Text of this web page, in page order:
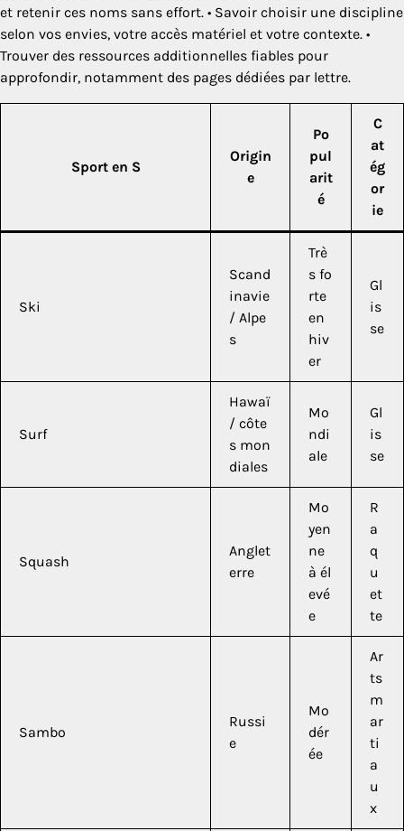
et retenir ces noms sans effort. • Savoir choisir une discipline
selon vos envies, votre accès matériel et votre contexte. •
Trouver des ressources additionnelles fiables pour
approfondir, notamment des pages dédiées par lettre.
Sport en S
Origin
e
Po
pul
arit
é
C
at
ég
or
ie
Ski
Scand
inavie
/ Alpe
s
Trè
s fo
rte
en
hiv
er
Gl
is
se
Surf
Hawaï
/ côte
s mon
diales
Mo
ndi
ale
Gl
is
se
Squash
Anglet
erre
Mo
yen
ne
à él
evé
e
R
a
q
u
et
te
Sambo
Russi
e
Mo
dér
ée
Ar
ts
m
ar
ti
a
u
x